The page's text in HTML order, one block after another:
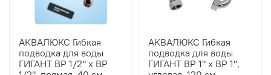
АКВАЛЮКС Гибкая
подводка для воды
ГИГАНТ ВР 1/2" х ВР
АКВАЛЮКС Гибкая
подводка для воды
ГИГАНТ ВР 1" х ВР 1",